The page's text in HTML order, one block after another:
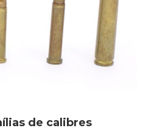
de calibres